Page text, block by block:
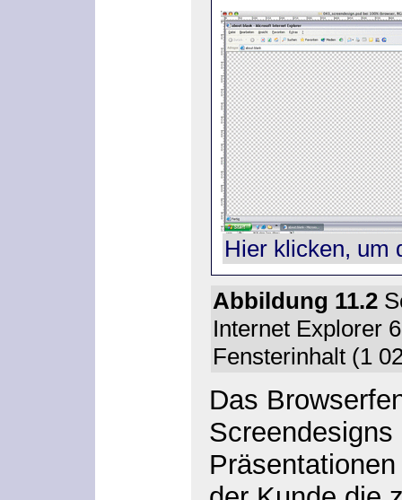
Hier klicken, um
Abbildung 11.2
Internet Explorer
Fensterinhalt (1
Das